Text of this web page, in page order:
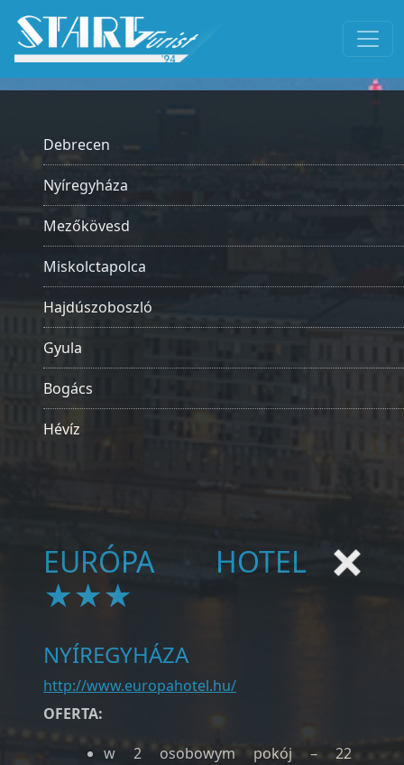
Debrecen
Nyíregyháza
Mezőkövesd
Miskolctapolca
Hajdúszoboszló
Gyula
Bogács
Hévíz
EURÓPA HOTEL
★★★
NYÍREGYHÁZA
http://www.europahotel.hu/
OFERTA:
w 2 osobowym pokój – 22